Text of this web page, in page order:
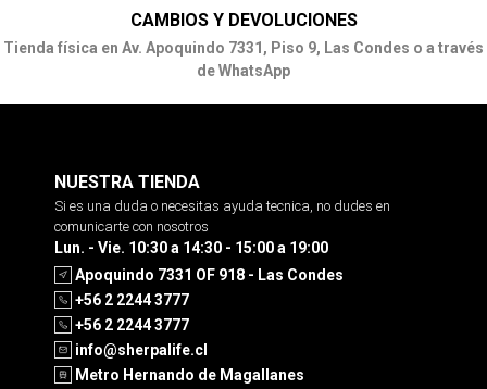
CAMBIOS Y DEVOLUCIONES
Tienda física en Av. Apoquindo 7331, Piso 9, Las Condes o a través
de WhatsApp
NUESTRA TIENDA
Si es una duda o necesitas ayuda tecnica, no dudes en
comunicarte con nosotros
Lun. - Vie. 10:30 a 14:30 - 15:00 a 19:00
Apoquindo 7331 OF 918 - Las Condes
+56 2 2244 3777
+56 2 2244 3777
info@sherpalife.cl
Metro Hernando de Magallanes